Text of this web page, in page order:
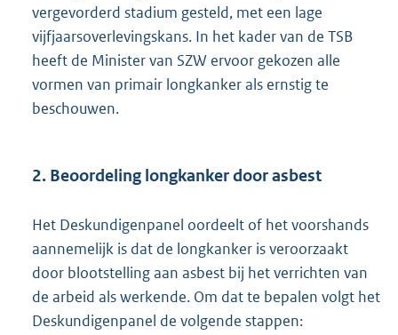
vergevorderd stadium gesteld, met een lage
vijfjaarsoverlevingskans. In het kader van de TSB
heeft de Minister van SZW ervoor gekozen alle
vormen van primair longkanker als ernstig te
beschouwen.
2. Beoordeling longkanker door asbest
Het Deskundigenpanel oordeelt of het voorshands
aannemelijk is dat de longkanker is veroorzaakt
door blootstelling aan asbest bij het verrichten van
de arbeid als werkende. Om dat te bepalen volgt het
Deskundigenpanel de volgende stappen: